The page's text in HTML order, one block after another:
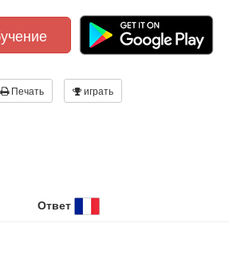
Печать играть
Ответ